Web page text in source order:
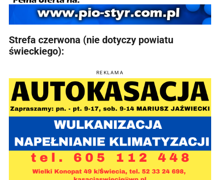
Strefa czerwona (nie dotyczy powiatu
świeckiego):
REKLAMA